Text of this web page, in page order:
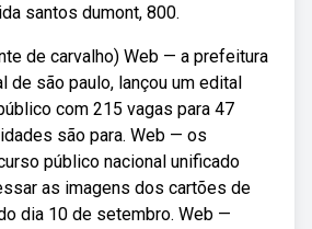
santos dumont, 800.
de carvalho) Web — a prefeitura
de são paulo, lançou um edital
com 215 vagas para 47
são para. Web — os
público nacional unificado
as imagens dos cartões de
dia 10 de setembro. Web —